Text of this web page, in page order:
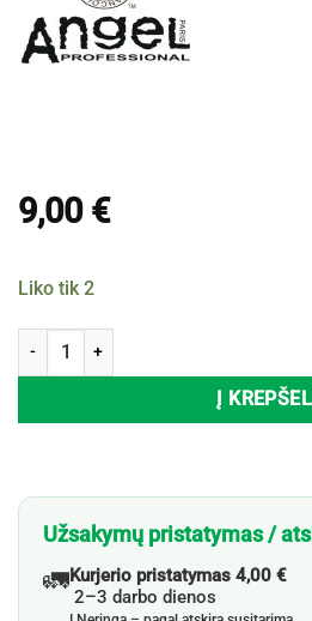
9,00 €
Liko tik 2
produkto kiekis: Plaukų šampūnas
Į
Užsakymų pristatymas /
🚛Kurjerio pristatymas 4,00 €
2–3 darbo dienos